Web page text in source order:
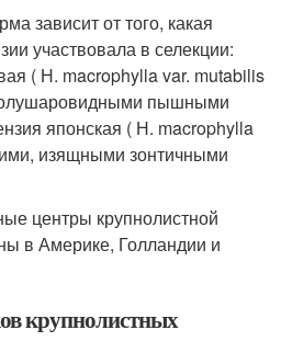
зависит от того, какая
участвовала в селекции:
( Н. macrophylla var. mutabilis
пышными
японская ( Н. macrophylla
изящными зонтичными
центры крупнолистной
в Америке, Голландии и
крупнолистных